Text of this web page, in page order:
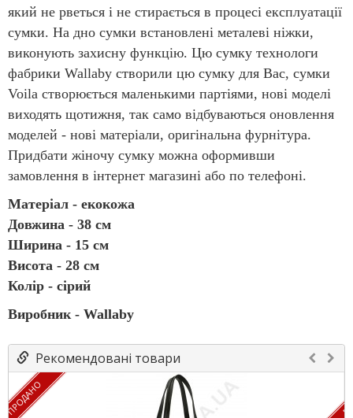
який не рветься і не стирається в процесі експлуатації
сумки. На дно сумки встановлені металеві ніжки,
виконують захисну функцію. Цю сумку технологи
фабрики Wallaby створили цю сумку для Вас, сумки
Voila створюється маленькими партіями, нові моделі
виходять щотижня, так само відбуваються оновлення
моделей - нові матеріали, оригінальна фурнітура.
Придбати жіночу сумку можна оформивши
замовлення в інтернет магазині або по телефоні.
Матеріал - екокожа
Довжина - 38 см
Ширина - 15 см
Висота - 28 см
Колір - сірий
Виробник - Wallaby
Рекомендовані товари
ПРОДАНО